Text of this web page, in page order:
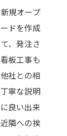
規オープ
ドを作成
、発注さ
板工事も
社との相
寧な説明
良い出来
隣への挨